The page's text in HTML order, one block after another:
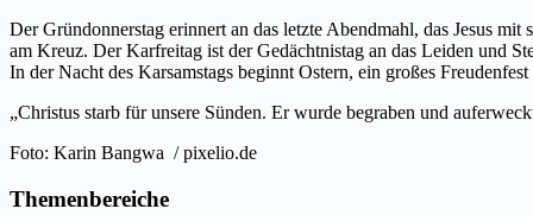
Der Gründonnerstag erinnert an das letzte Abendmahl, das Jesus
am Kreuz. Der Karfreitag ist der Gedächtnistag an das Leiden und
In der Nacht des Karsamstags beginnt Ostern, ein großes
„Christus starb für unsere Sünden. Er wurde begraben und
Foto: Karin Bangwa / pixelio.de
Themenbereiche